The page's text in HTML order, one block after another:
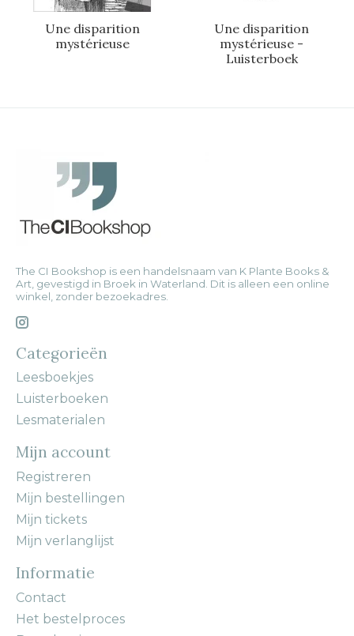
Une disparition
mystérieuse
Une disparition
mystérieuse -
Luisterboek
The CI Bookshop is een handelsnaam van K Plante Books &
Art, gevestigd in Broek in Waterland. Dit is alleen een online
winkel, zonder bezoekadres.
Categorieën
Leesboekjes
Luisterboeken
Lesmaterialen
Mijn account
Registreren
Mijn bestellingen
Mijn tickets
Mijn verlanglijst
Informatie
Contact
Het bestelproces